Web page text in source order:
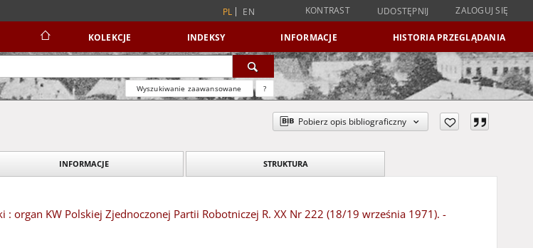
PL EN KONTRAST UDOSTĘPNIJ ZALOGUJ SIĘ
KOLEKCJE INDEKSY INFORMACJE HISTORIA PRZEGLĄDANIA
Wyszukiwanie zaawansowane ?
Pobierz opis bibliograficzny
INFORMACJE STRUKTURA
: organ KW Polskiej Zjednoczonej Partii Robotniczej R. XX Nr 222 (18/19 września 1971). -